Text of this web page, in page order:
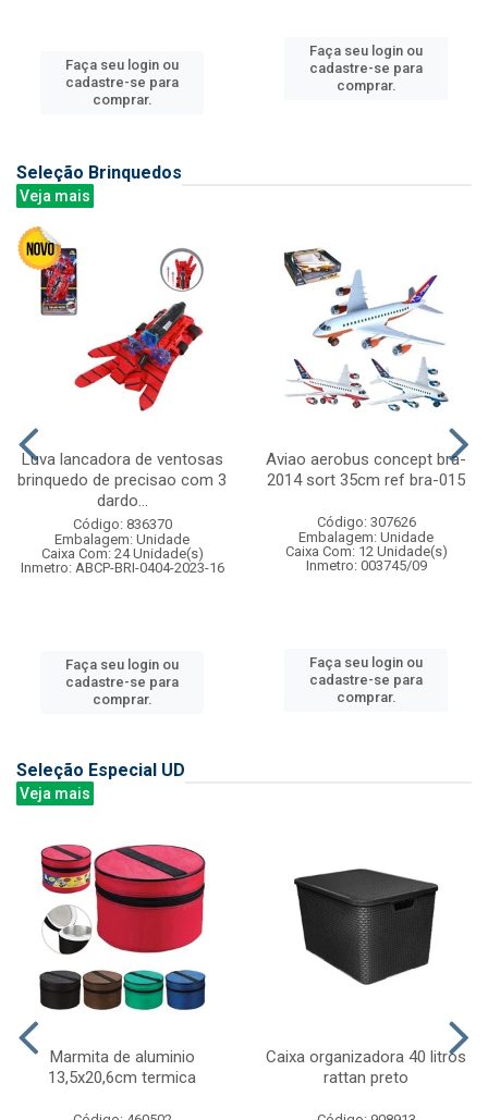
Faça seu login ou
cadastre-se para
comprar.
Faça seu login ou
cadastre-se para
comprar.
Seleção Brinquedos
Veja mais
Luva lancadora de ventosas
brinquedo de precisao com 3
dardo...
Código: 836370
Embalagem: Unidade
Caixa Com: 24 Unidade(s)
Inmetro: ABCP-BRI-0404-2023-16
Faça seu login ou
cadastre-se para
comprar.
Aviao aerobus concept bra-
2014 sort 35cm ref bra-015
Código: 307626
Embalagem: Unidade
Caixa Com: 12 Unidade(s)
Inmetro: 003745/09
Faça seu login ou
cadastre-se para
comprar.
Seleção Especial UD
Veja mais
Marmita de aluminio
13,5x20,6cm termica
Caixa organizadora 40 litros
rattan preto